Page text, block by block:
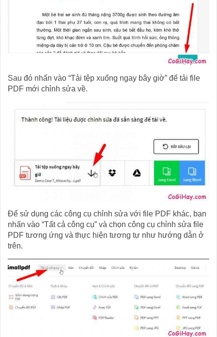
Sau đó nhấn vào “Tải tệp xuống ngay bây giờ” để tải file
PDF mới chỉnh sửa về.
Để sử dụng các công cụ chỉnh sửa với file PDF khác, bạn
nhấn vào “Tất cả công cụ” và chọn công cụ chỉnh sửa file
PDF tương ứng và thực hiện tương tự như hướng dẫn ở
trên.